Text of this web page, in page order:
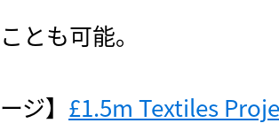
とも可能。
ジ】 £1.5m Textiles